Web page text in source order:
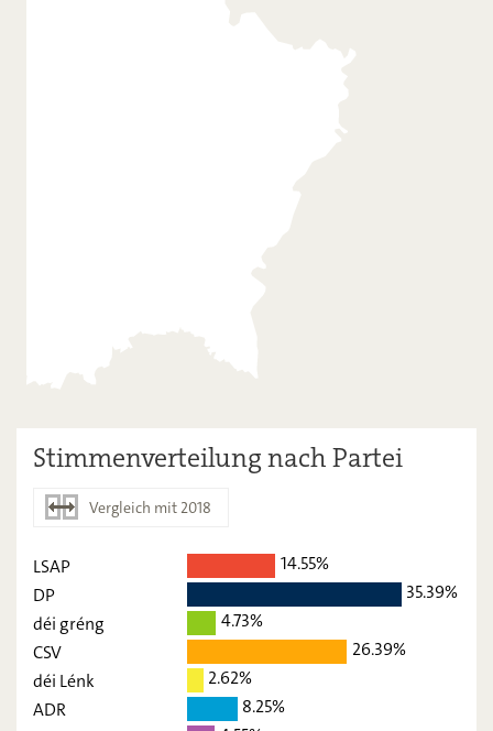
Stimmenverteilung nach Partei
Vergleich mit 2018
LSAP -
DP
-
LSAP
DP
déi gréng
CSV
déi Lénk
ADR
14.55%
35.39%
4.73%
26.39%
2.62%
8.25%